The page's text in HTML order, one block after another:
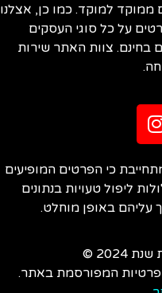
למוקד. כמו כן, אצלנו
על כל סוגי העסקים
בחינם. צוות האתר שירות
כי הפרטים המופיעים
ליפול טעויות בנתונים
עליהם באופן מוחלט.
©
המפורסמת באתר.